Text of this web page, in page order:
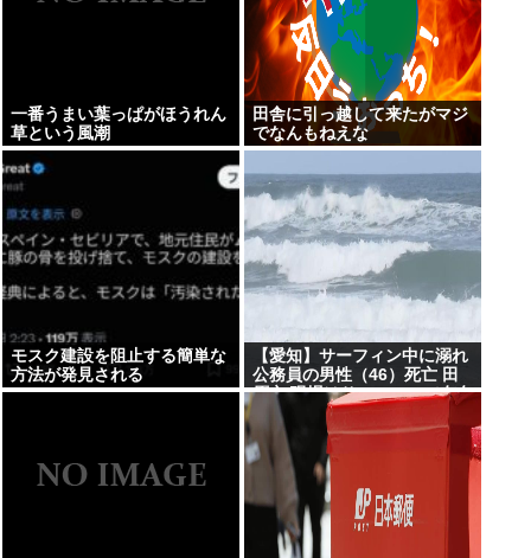
一番うまい葉っぱがほうれん
草という風潮
田舎に引っ越して来たがマジ
でなんもねえな
モスク建設を阻止する簡単な
方法が発見される
【愛知】サーフィン中に溺れ
公務員の男性（46）死亡 田
原市 現場はサーフィンで有名
なスポット